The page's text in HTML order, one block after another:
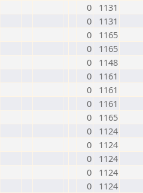
0
1131
0
1131
0
1165
0
1165
0
1148
0
1161
0
1161
0
1161
0
1165
0
1124
0
1124
0
1124
0
1124
0
1124